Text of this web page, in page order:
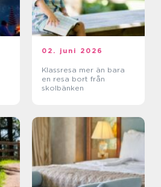
02. juni 2026
Klassresa mer än bara
en resa bort från
skolbänken